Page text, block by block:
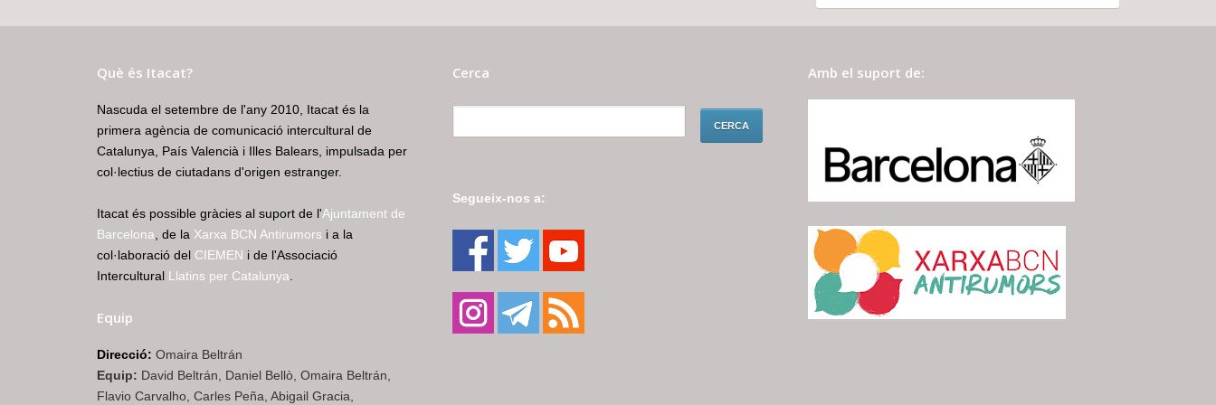
Què és Itacat?
Nascuda el setembre de l'any 2010, Itacat és la
primera agència de comunicació intercultural de
Catalunya, País Valencià i Illes Balears, impulsada per
col·lectius de ciutadans d'origen estranger.
Itacat és possible gràcies al suport de l'Ajuntament de
Barcelona , de la Xarxa BCN Antirumors i a la
col·laboració del CIEMEN i de l'Associació
Intercultural Llatins per Catalunya
Equip
Direcció: Omaira Beltrán
Equip: David Beltrán, Daniel Bellò, Omaira Beltrán,
Flavio Carvalho, Carles Peña, Abigail Gracia,
Cerca
Segueix-nos a:
Amb el suport de: